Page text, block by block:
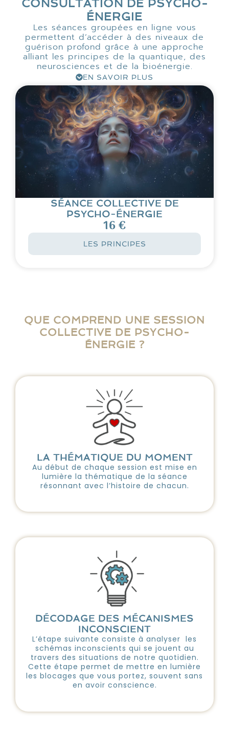
CONSULTATION DE PSYCHO-
ÉNERGIE
Les séances groupées en ligne vous
permettent d’accéder à des niveaux de
guérison profond grâce à une approche
alliant les principes de la quantique, des
neurosciences et de la bioénergie.
EN SAVOIR PLUS
SÉANCE COLLECTIVE DE
PSYCHO-ÉNERGIE
16 €
LES PRINCIPES
QUE COMPREND UNE SESSION
COLLECTIVE DE PSYCHO-
ÉNERGIE ?
LA THÉMATIQUE DU MOMENT
Au début de chaque session est mise en
lumière la thématique de la séance
résonnant avec l’histoire de chacun.
DÉCODAGE DES MÉCANISMES
INCONSCIENT
L’étape suivante consiste à analyser les
schémas inconscients qui se jouent au
travers des situations de notre quotidien.
Cette étape permet de mettre en lumière
les blocages que vous portez, souvent sans
en avoir conscience.